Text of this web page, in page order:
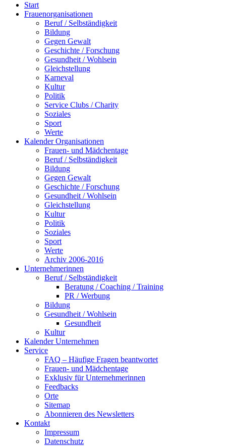
Start
Frauenorganisationen
Beruf / Selbständigkeit
Bildung
Gegen Gewalt
Geschichte / Forschung
Gesundheit / Wohlsein
Gleichstellung
Karneval
Kultur
Politik
Service Clubs / Charity
Soziales
Sport
Werte
Kalender Organisationen
Frauen- und Mädchentage
Beruf / Selbständigkeit
Bildung
Gegen Gewalt
Geschichte / Forschung
Gesundheit / Wohlsein
Gleichstellung
Kultur
Politik
Soziales
Sport
Werte
Archiv 2006-2016
Unternehmerinnen
Beruf / Selbständigkeit
Beratung / Coaching / Training
PR / Werbung
Bildung
Gesundheit / Wohlsein
Gesundheit
Kultur
Kalender Unternehmen
Service
FAQ – Häufige Fragen beantwortet
Frauen- und Mädchentage
Exklusiv für Unternehmerinnen
Feedbacks
Orte
Sitemap
Abonnieren des Newsletters
Kontakt
Impressum
Datenschutz